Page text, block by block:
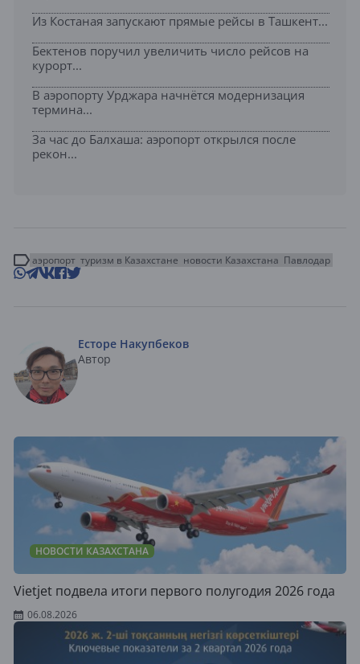
Из Костаная запускают прямые рейсы в Ташкент...
Бектенов поручил увеличить число рейсов на
курорт...
В аэропорту Урджара начнётся модернизация
термина...
За час до Балхаша: аэропорт открылся после
рекон...
аэропорт туризм в Казахстане новости Казахстана Павлодар
Есторе Накупбеков
Автор
НОВОСТИ КАЗАХСТАНА
Vietjet подвела итоги первого полугодия 2026 года
06.08.2026